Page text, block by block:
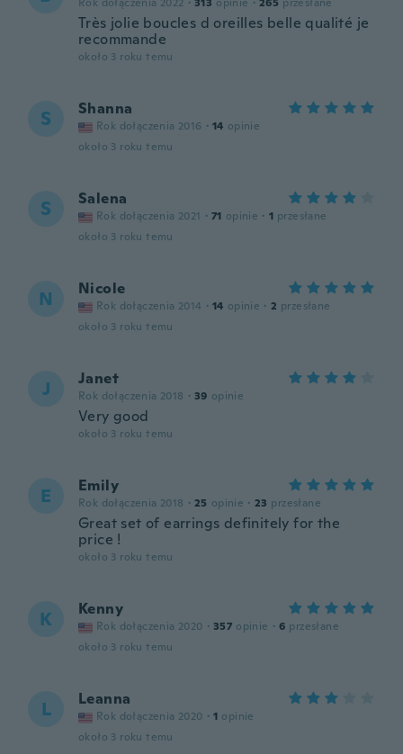
Très jolie boucles d oreilles belle qualité je
recommande
około 3 roku temu
S Shanna
Rok dołączenia 2016 · 14 opinie
około 3 roku temu
S Salena
Rok dołączenia 2021 · 71 opinie · 1 przesłane
około 3 roku temu
N Nicole
Rok dołączenia 2014 · 14 opinie · 2 przesłane
około 3 roku temu
J Janet
Rok dołączenia 2018 · 39 opinie
Very good
około 3 roku temu
E Emily
Rok dołączenia 2018 · 25 opinie · 23 przesłane
Great set of earrings definitely for the
price !
około 3 roku temu
K Kenny
Rok dołączenia 2020 · 357 opinie · 6 przesłane
około 3 roku temu
L Leanna
Rok dołączenia 2020 · 1 opinie
około 3 roku temu